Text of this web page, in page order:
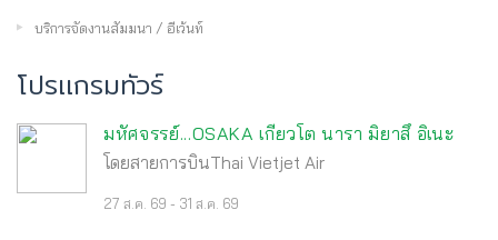
บริการจัดงานสัมมนา / อีเว้นท์
โปรเเกรมทัวร์
มหัศจรรย์...OSAKA เกียวโต นารา มิยาสึ อิเนะ
โดยสายการบินThai Vietjet Air
27 ส.ค. 69 - 31 ส.ค. 69